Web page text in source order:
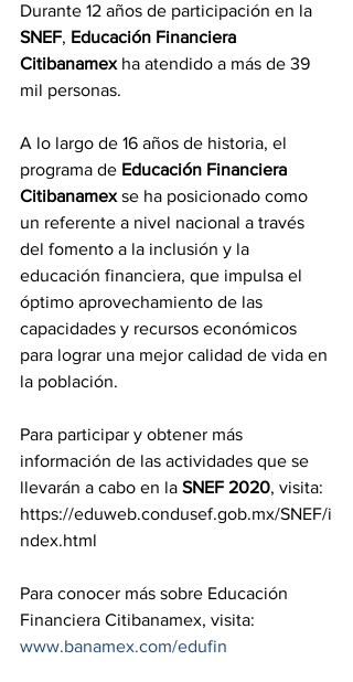
Durante 12 años de participación en la
SNEF, Educación Financiera
Citibanamex ha atendido a más de 39
mil personas.
A lo largo de 16 años de historia, el
programa de Educación Financiera
Citibanamex se ha posicionado como
un referente a nivel nacional a través
del fomento a la inclusión y la
educación financiera, que impulsa el
óptimo aprovechamiento de las
capacidades y recursos económicos
para lograr una mejor calidad de vida en
la población.
Para participar y obtener más
información de las actividades que se
llevarán a cabo en la SNEF 2020, visita:
https://eduweb.condusef.gob.mx/SNEF/i
ndex.html
Para conocer más sobre Educación
Financiera Citibanamex, visita:
www.banamex.com/edufin